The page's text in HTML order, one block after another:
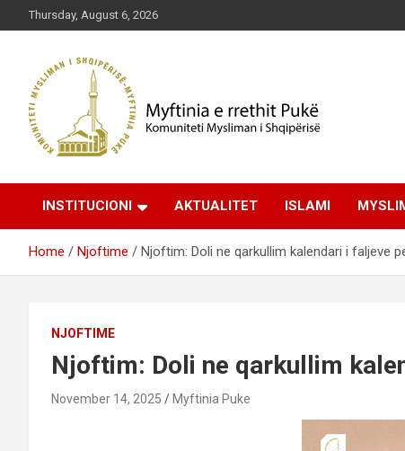
to
Thursday, August 6, 2026
Myftinia Pukë | Faqja
Zyrtare
INSTITUCIONI AKTUALITET ISLAMI
Home Njoftime Njoftim: Doli ne qarkullim kalendari i faljeve
NJOFTIME
Njoftim: Doli ne qarkullim
November 14, 2025 Myftinia Puke